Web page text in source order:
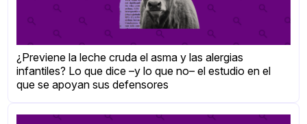
¿Previene la leche cruda el asma y las alergias
infantiles? Lo que dice –y lo que no– el estudio en el
que se apoyan sus defensores